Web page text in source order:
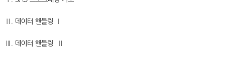
Ⅱ. 데이터 핸들링 Ⅰ
Ⅲ. 데이터 핸들링 Ⅱ